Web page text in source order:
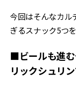
今回はそんなカル
ぎるスナック5つ
■ビールも進む
リックシュリ